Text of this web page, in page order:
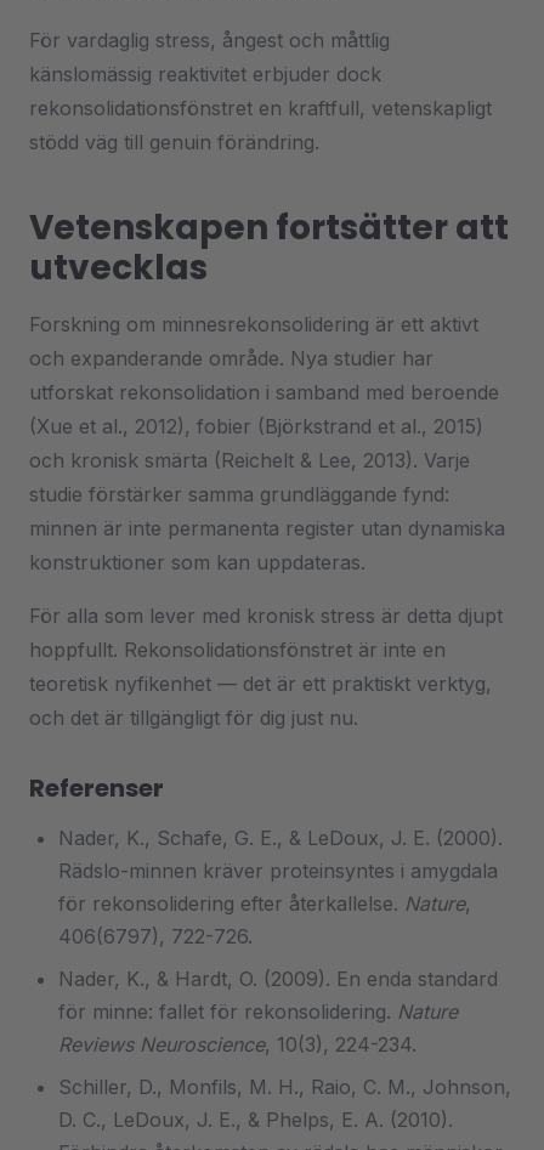
För vardaglig stress, ångest och måttlig
känslomässig reaktivitet erbjuder dock
rekonsolidationsfönstret en kraftfull, vetenskapligt
stödd väg till genuin förändring.
Vetenskapen fortsätter att
utvecklas
Forskning om minnesrekonsolidering är ett aktivt
och expanderande område. Nya studier har
utforskat rekonsolidation i samband med beroende
(Xue et al., 2012), fobier (Björkstrand et al., 2015)
och kronisk smärta (Reichelt & Lee, 2013). Varje
studie förstärker samma grundläggande fynd:
minnen är inte permanenta register utan dynamiska
konstruktioner som kan uppdateras.
För alla som lever med kronisk stress är detta djupt
hoppfullt. Rekonsolidationsfönstret är inte en
teoretisk nyfikenhet — det är ett praktiskt verktyg,
och det är tillgängligt för dig just nu.
Referenser
Nader, K., Schafe, G. E., & LeDoux, J. E. (2000).
Rädslo-minnen kräver proteinsyntes i amygdala
för rekonsolidering efter återkallelse. Nature,
406(6797), 722-726.
Nader, K., & Hardt, O. (2009). En enda standard
för minne: fallet för rekonsolidering. Nature
Reviews Neuroscience, 10(3), 224-234.
Schiller, D., Monfils, M. H., Raio, C. M., Johnson,
D. C., LeDoux, J. E., & Phelps, E. A. (2010).